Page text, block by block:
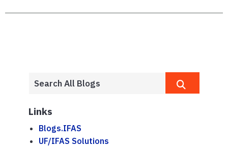
Links
Blogs.IFAS
UF/IFAS Solutions